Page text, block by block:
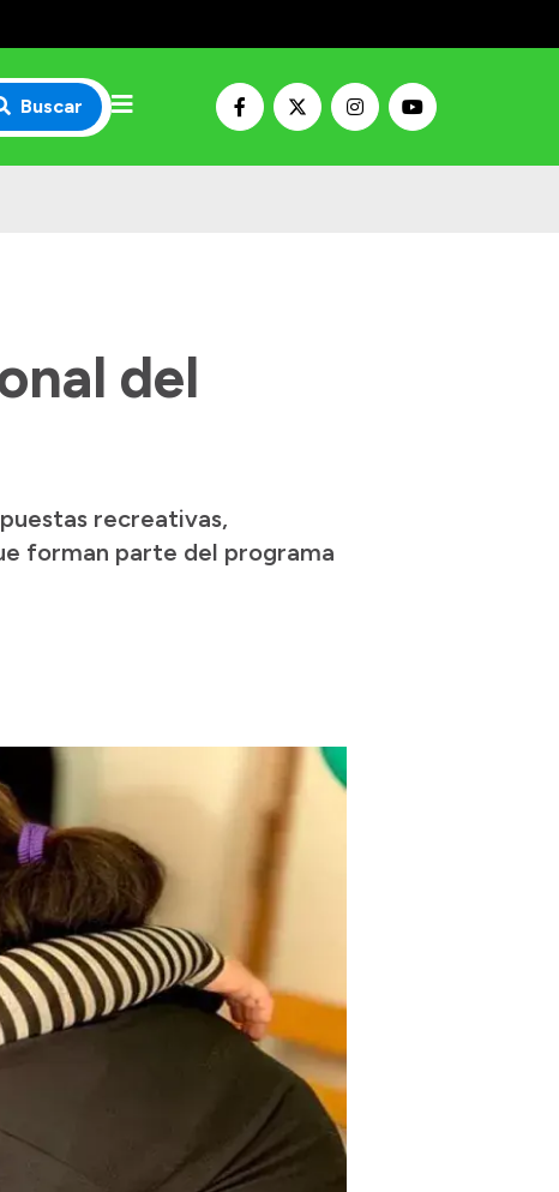
Buscar
del
recreativas,
forman parte del programa